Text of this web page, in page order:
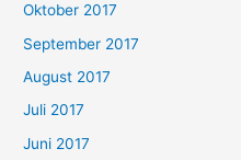
Oktober 2017
September 2017
August 2017
Juli 2017
Juni 2017